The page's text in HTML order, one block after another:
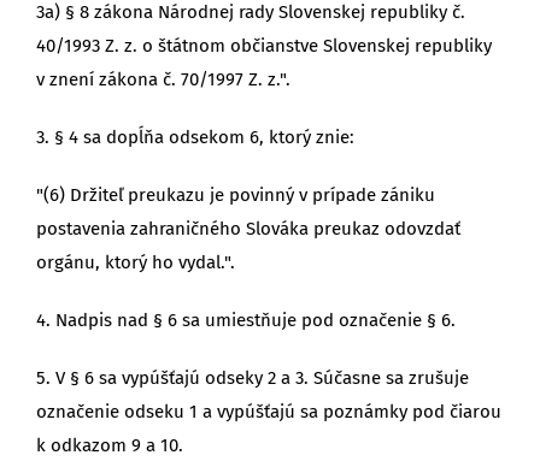
3a) § 8 zákona Národnej rady Slovenskej republiky č.
40/1993 Z. z. o štátnom občianstve Slovenskej republiky
v znení zákona č. 70/1997 Z. z.".
3. § 4 sa dopĺňa odsekom 6, ktorý znie:
"(6) Držiteľ preukazu je povinný v prípade zániku
postavenia zahraničného Slováka preukaz odovzdať
orgánu, ktorý ho vydal.".
4. Nadpis nad § 6 sa umiestňuje pod označenie § 6.
5. V § 6 sa vypúšťajú odseky 2 a 3. Súčasne sa zrušuje
označenie odseku 1 a vypúšťajú sa poznámky pod čiarou
k odkazom 9 a 10.